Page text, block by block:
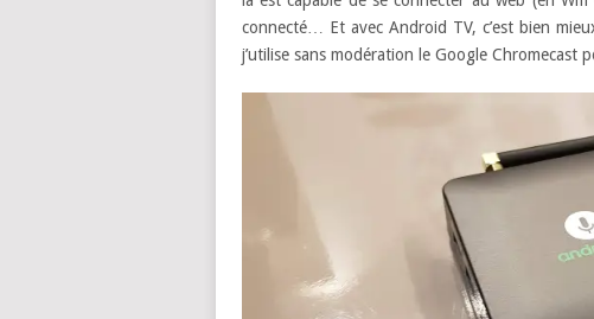
connecté… Et avec Android TV, c’est bien
j’utilise sans modération le Google Chromecast